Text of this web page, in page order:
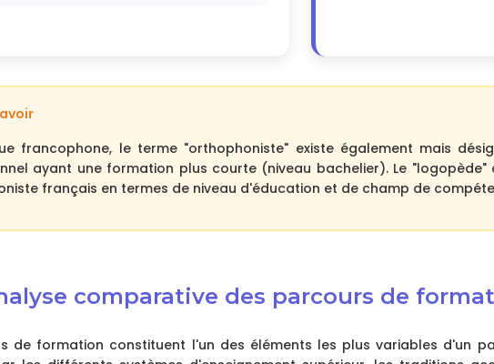
francophone, le terme "orthophoniste" existe également mais
ayant une formation plus courte (niveau bachelier). Le
français en termes de niveau d'éducation et de champ de
comparative des parcours de
de formation constituent l'un des éléments les plus variables d'un